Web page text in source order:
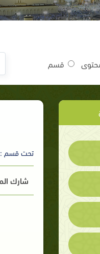
قسم
تحت قسم
شارك